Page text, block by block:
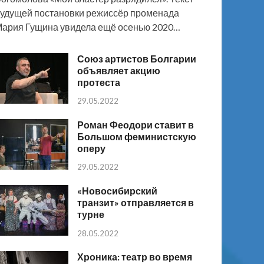
постановки режиссёр променада
Гущина увидела ещё осенью 2020…
Союз артистов Болгарии
объявляет акцию
протеста
29.05.2022
Роман Феодори ставит в
Большом феминистскую
оперу
29.05.2022
«Новосибирский
транзит» отправляется в
турне
28.05.2022
Хроника: театр во время